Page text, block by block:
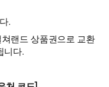
.
랜드 상품권으로 교환
니다.